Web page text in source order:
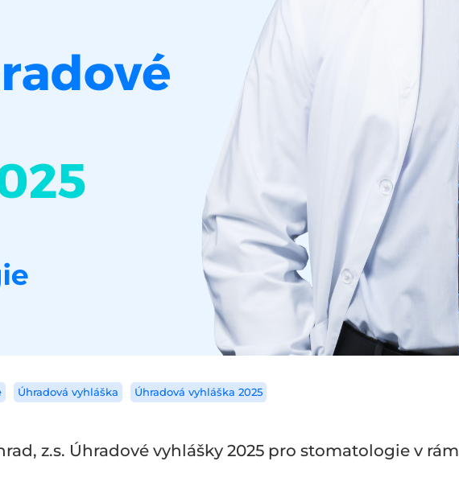
Úhradová vyhláška Úhradová vyhláška 2025
z.s. Úhradové vyhlášky 2025 pro stomatologie v